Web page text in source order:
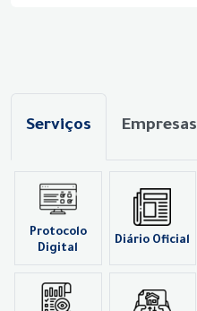
Serviços Empresas
Protocolo
Digital
Diário Oficial